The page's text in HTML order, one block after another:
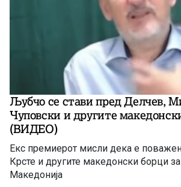
Љубчо се стави пред Делчев,
Чуповски и другите
(ВИДЕО)
Екс премиерот мисли дека е
Крсте и другите македонски борци
Македонија